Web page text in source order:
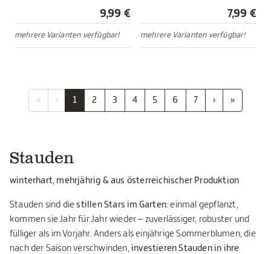
9,99 €
mehrere Varianten verfügbar!
7,99 €
mehrere Varianten verfügbar!
« ‹ 1 2 3 4 5 6 7 › »
Stauden
winterhart, mehrjährig & aus österreichischer Produktion
Stauden sind diestillen Stars im Garten: einmal gepflanzt,
kommen sie Jahr für Jahr wieder – zuverlässiger, robuster und
fülliger als im Vorjahr. Anders als einjährige Sommerblumen, die
nach der Saison verschwinden, investieren Stauden in ihre